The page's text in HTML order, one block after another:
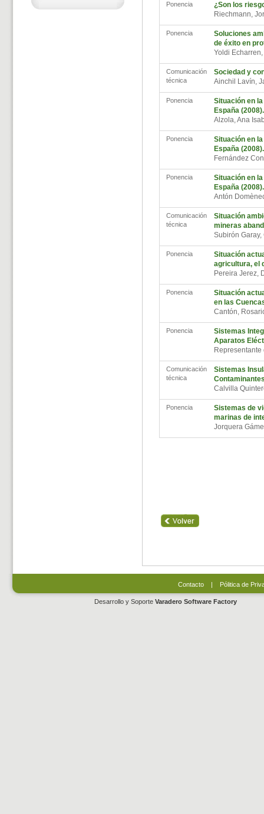
Ponencia
¿Son los
Riechmann,
Ponencia
Soluciones
de éxito en
Yoldi
Comunicación
técnica
Sociedad y
Ainchil Lavín,
Ponencia
Situación en
España
Alzola, Ana
Ponencia
Situación en
España
Fernández
Ponencia
Situación en
España
Antón
Comunicación
técnica
Situación
mineras
Subirón
Ponencia
Situación
agricultura, el
Pereira Jerez,
Ponencia
Situación
en las
Cantón,
Ponencia
Sistemas
Aparatos
Comunicación
técnica
Sistemas
Calvilla
Ponencia
Sistemas de
marinas de
Jorquera
Contacto| Pólitica de
Desarrollo y Soporte Varadero Software Factory